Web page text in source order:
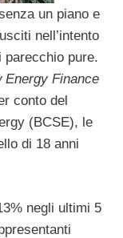
un piano e
nell’intento
parecchio pure.
Energy Finance
conto del
(BCSE), le
di 18 anni
negli ultimi 5